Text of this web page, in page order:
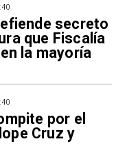
secreto
que Fiscalía
la mayoría
por el
Cruz y